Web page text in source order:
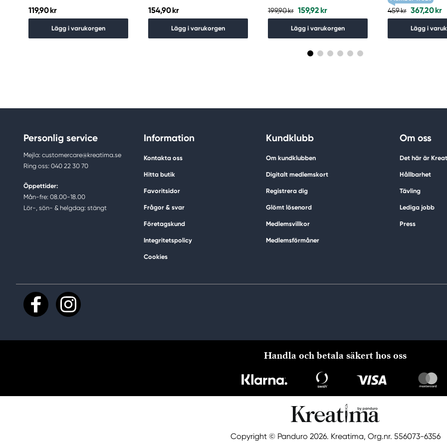
119,90 kr
Lägg i varukorgen
154,90 kr
Lägg i varukorgen
199,90 kr 159,92 kr
Lägg i varukorgen
459 kr 367,20 kr
Lägg i
Personlig service
Mejla: customercare@kreatima.se
Ring oss: 040 22 30 70
Öppettider:
Mån-fre: 08.00-18.00
Lör-, sön- & helgdag: stängt
Information
Kontakta oss
Hitta butik
Favoritsidor
Frågor & svar
Företagskund
Integritetspolicy
Cookies
Kundklubb
Om kundklubben
Digitalt medlemskort
Registrera dig
Glömt lösenord
Medlemsvillkor
Medlemsförmåner
Om oss
Det här är
Hållbarhet
Tävling
Lediga jobb
Press
Handla och betala säkert hos oss
Copyright © Panduro 2026. Kreatima, Org.nr. 556073-6356